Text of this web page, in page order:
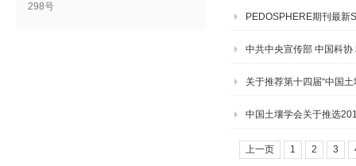
298号
PEDOSPHERE期刊最新
中共中央宣传部 中国科
通知
关于推荐第十四届“中国
中国土壤学会关于推选
上一页 1 2 3